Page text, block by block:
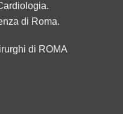
di Roma.
di ROMA